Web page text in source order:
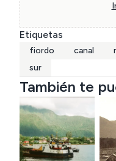
Etiquetas
fiordo canal
sur
También te